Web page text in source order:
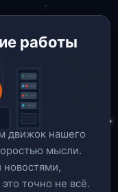
работы
движок нашего
мысли.
точно не всё.